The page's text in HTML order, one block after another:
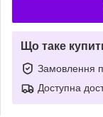
Що таке
Замовлення
Доступна